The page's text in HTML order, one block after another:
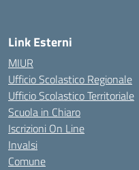
Link Esterni
MIUR
Ufficio Scolastico Regionale
Ufficio Scolastico Territoriale
Scuola in Chiaro
Iscrizioni On Line
Invalsi
Comune